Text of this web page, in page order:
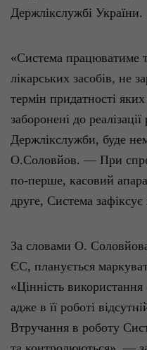
Держлікслужбі України.
«Система працюватиме
лікарських засобів, не
термін придатності яких
заборонені до реалізації
Держлікслужби, буде
О.Соловйов. — При
по-перше, касовий
друге, Система зафіксує
За словами О.
ЄС, планується
«Цінність використання
адже в її роботі
Втручання в роботу